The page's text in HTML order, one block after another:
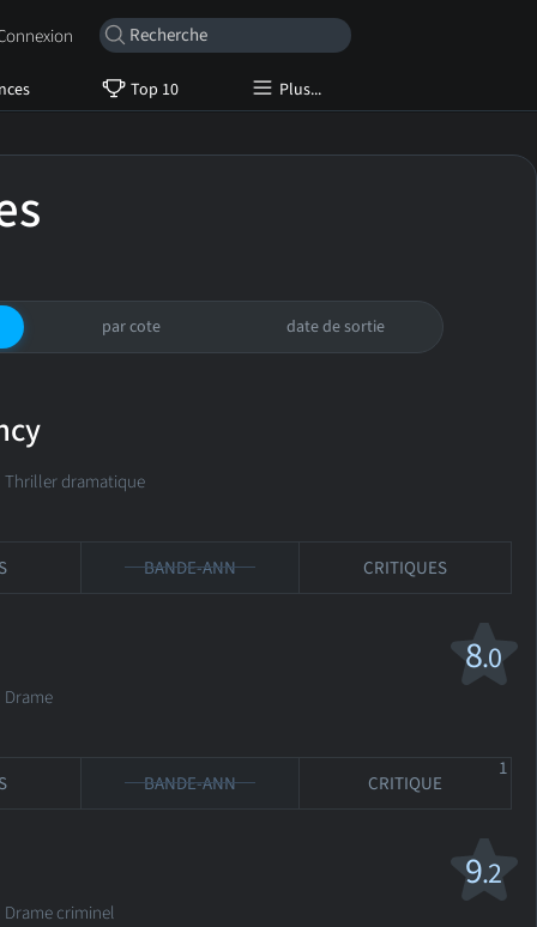
Top 10 Plus...
par cote date de sortie
dramatique
BANDE-ANN CRITIQUES
8.0
Drame
BANDE-ANN CRITIQUE
1
9.2
Drame criminel